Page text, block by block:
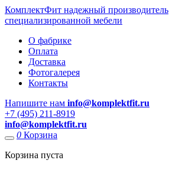
КомплектФит надежный производитель
специализированной мебели
О фабрике
Оплата
Доставка
Фотогалерея
Контакты
Напишите нам info@komplektfit.ru
​+7 (495) 211-8919
info@komplektfit.ru
0 Корзина
Корзина пуста